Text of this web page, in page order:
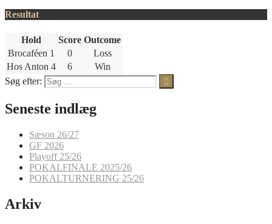
Resultat
Hold Score Outcome
Brocaféen 1
0
Loss
Hos Anton 4
6
Win
Søg efter:
Seneste indlæg
Sæson 26/27
GF 2026
Playoff 25/26
POKALFINALE 2025/26
POKALTURNERING 25/26
Arkiv